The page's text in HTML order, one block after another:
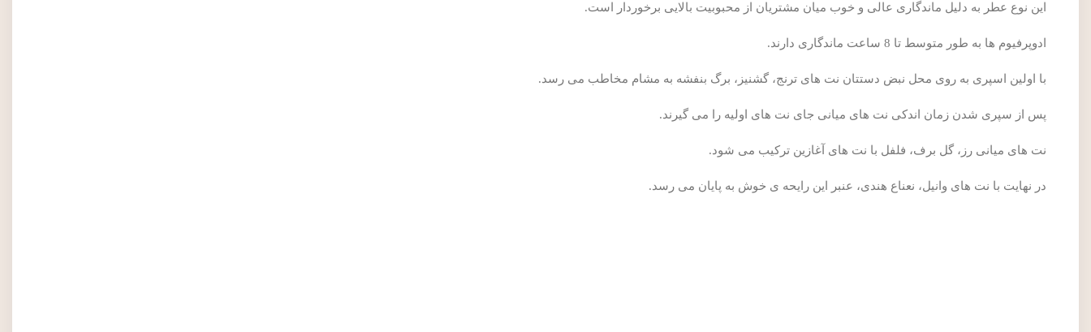
این نوع عطر به دلیل ماندگاری عالی و خوب میان مشتریان از محبوبیت بالایی برخوردار است.
ادوپرفیوم ها به طور متوسط تا 8 ساعت ماندگاری دارند.
با اولین اسپری به روی محل نبض دستتان نت های ترنج، گشنیز، برگ بنفشه به مشام مخاطب می رسد.
پس از سپری شدن زمان اندکی نت های میانی جای نت های اولیه را می گیرند.
نت های میانی رز، گل برف، فلفل با نت های آغازین ترکیب می شود.
در نهایت با نت های وانیل، نعناع هندی، عنبر این رایحه ی خوش به پایان می رسد.